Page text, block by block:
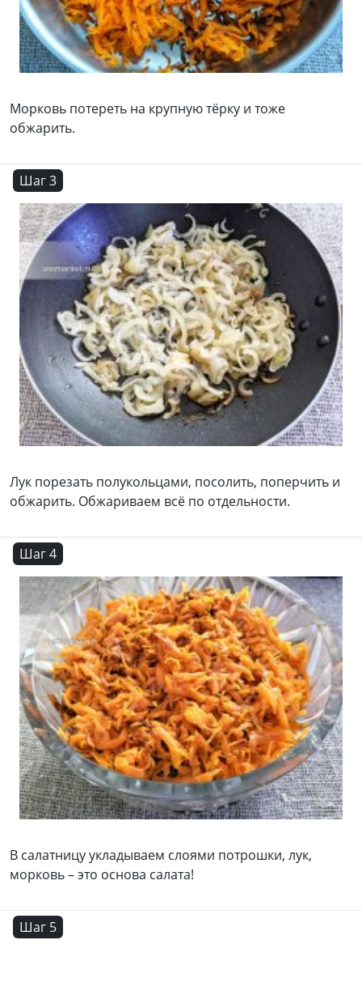
Морковь потереть на крупную тёрку и тоже
обжарить.
Шаг 3
Лук порезать полукольцами, посолить, поперчить и
обжарить. Обжариваем всё по отдельности.
Шаг 4
В салатницу укладываем слоями потрошки, лук,
морковь – это основа салата!
Шаг 5